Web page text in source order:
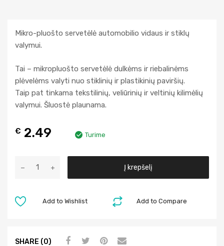
Mikro-pluošto servetėlė automobilio vidaus ir stiklų
valymui.
Tai – mikropluošto servetėlė dulkėms ir riebalinėms
plėvelėms valyti nuo stiklinių ir plastikinių paviršių.
Taip pat tinkama tekstilinių, veliūrinių ir veltinių kilimėlių
valymui. Šluostė plaunama.
€ 2.49 Turime
Į krepšelį
Add to Compare
Add to Wishlist
SHARE (0)